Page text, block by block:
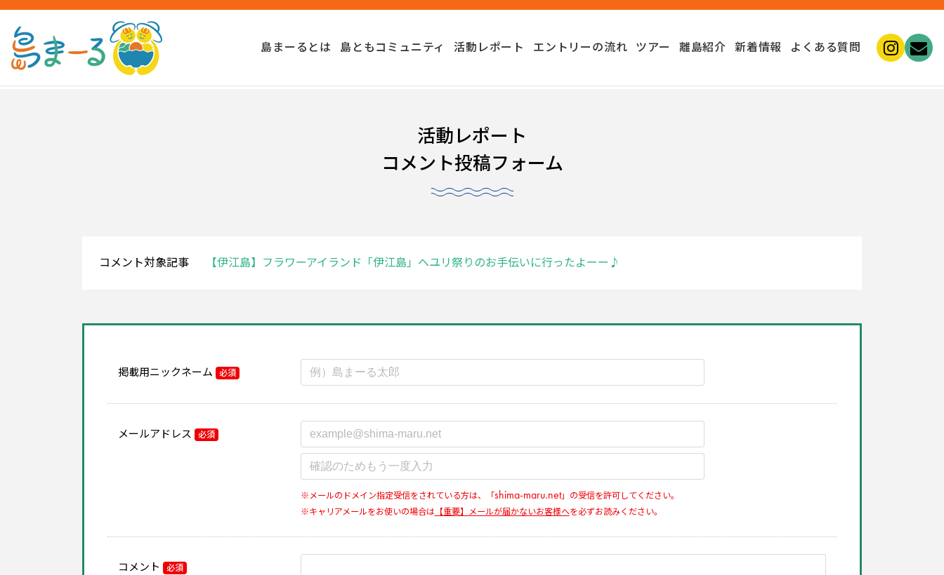
島まーるとは 島ともコミュニティ 活動レポート エントリーの流れ ツアー 離島紹介 新着情報 よくある質問
活動レポート
コメント投稿フォーム
コメント対象記事 【伊江島】フラワーアイランド「伊江島」へユリ祭りのお手伝いに行ったよーー♪
掲載用ニックネーム 必須
メールアドレス 必須
※メールのドメイン指定受信をされている方は、「shima-maru.net」の受信を許可してください。
※キャリアメールをお使いの場合は【重要】メールが届かないお客様へを必ずお読みください。
コメント 必須